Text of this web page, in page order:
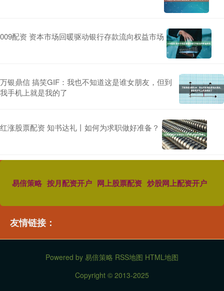
009配资 资本市场回暖驱动银行存款流向权益市场
万银鼎信 搞笑GIF：我也不知道这是谁女朋友，但到
我手机上就是我的了
红涨股票配资 知书达礼丨如何为求职做好准备？
易倍策略 按月配资开户 网上股票配资 炒股网上配资开户
友情链接：
Powered by 易倍策略 RSS地图 HTML地图
Copyright © 2013-2025